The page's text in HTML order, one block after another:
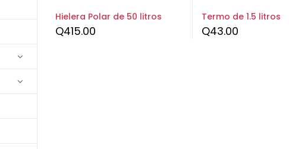
Hielera Polar de 50 litros
Q415.00
Termo de 1.5 litros
Q43.00